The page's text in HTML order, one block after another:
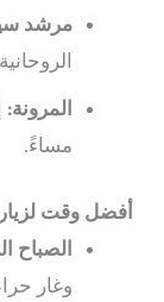
مرشد
المرونة:
مساءً.
أفضل وقت
الصباح
وغار